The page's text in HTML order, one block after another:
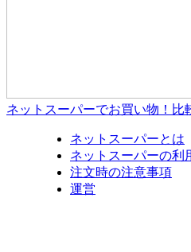
ネットスーパーでお買い物！比
ネットスーパーとは
ネットスーパーの利
注文時の注意事項
運営